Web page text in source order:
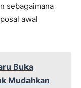
sebagaimana
awal
Buka
Mudahkan